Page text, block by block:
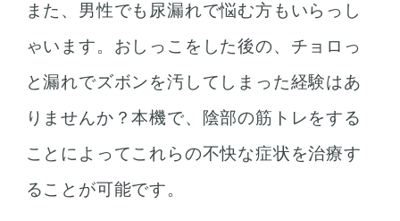
また、男性でも尿漏れで悩む方もいらっし
ゃいます。おしっこをした後の、チョロっ
と漏れでズボンを汚してしまった経験はあ
りませんか？本機で、陰部の筋トレをする
ことによってこれらの不快な症状を治療す
ることが可能です。